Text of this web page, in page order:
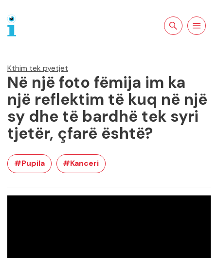
Kërkoni tekLundroni
Kthim tek pyetjet
Në një foto fëmija im ka
një reflektim të kuq në një
sy dhe të bardhë tek syri
tjetër, çfarë është?
#Pupila #Kanceri